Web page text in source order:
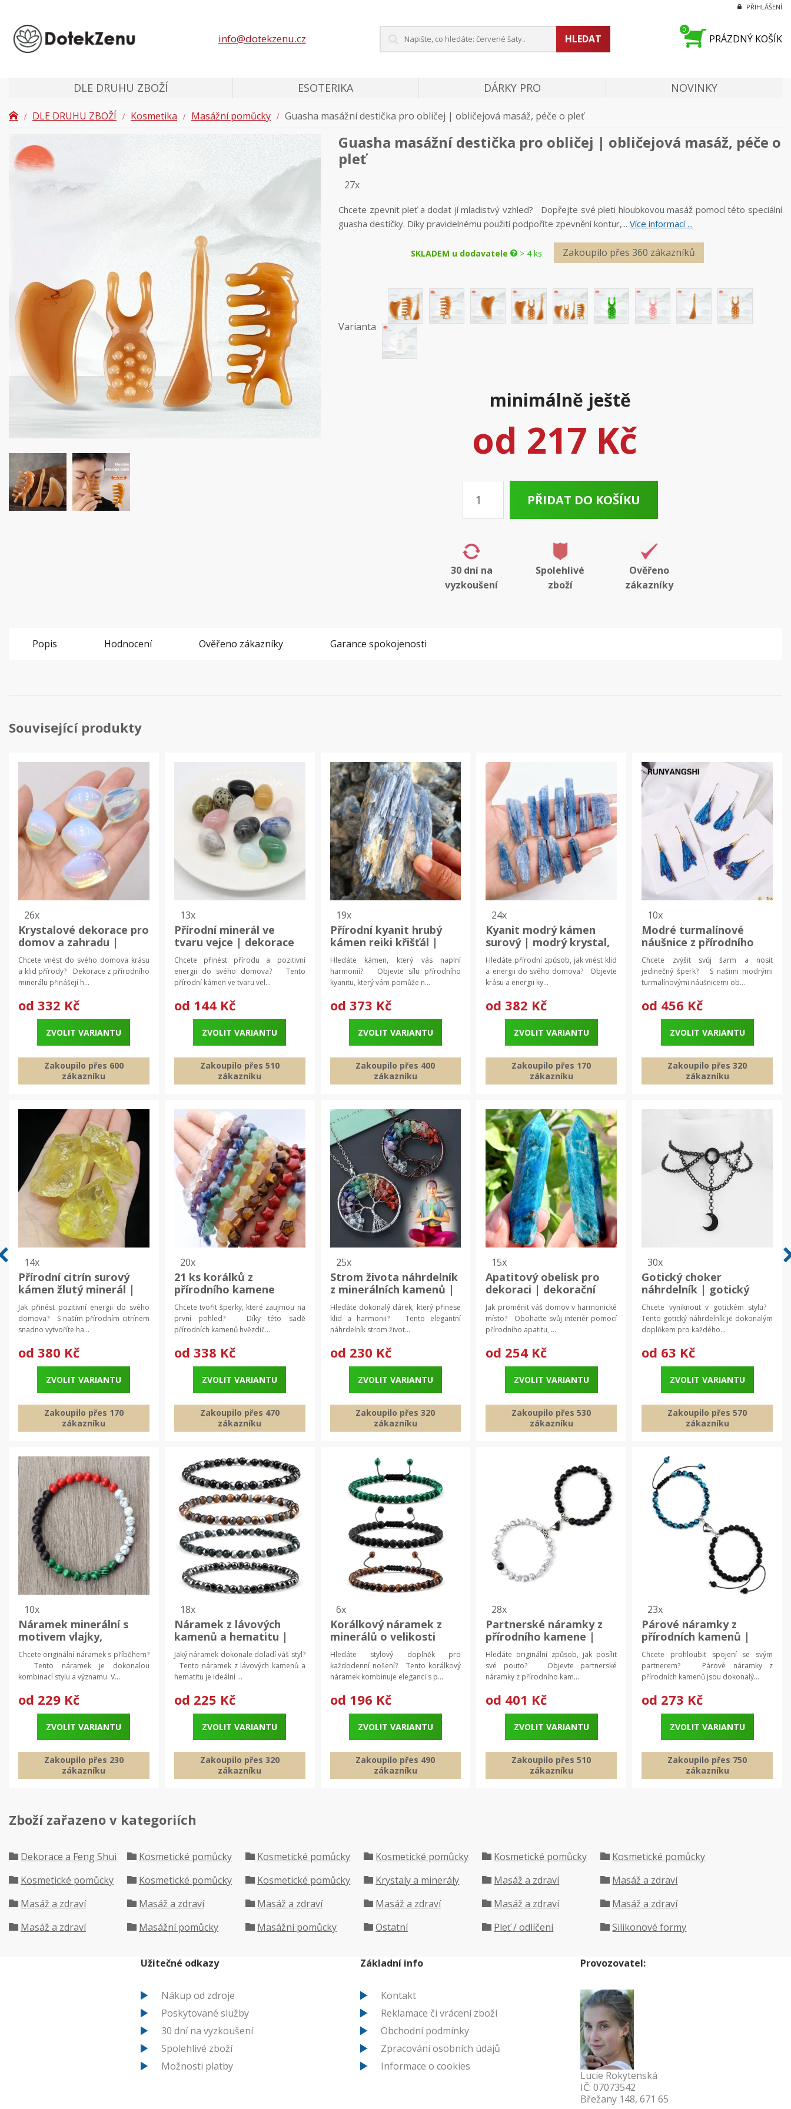
info@dotekzenu.cz HLEDAT
PŘIHLÁŠENÍ
0
PRÁZDNÝ KOŠÍK
DLE DRUHU ZBOŽÍ ESOTERIKA DÁRKY PRO NOVINKY
DLE DRUHU ZBOŽÍ Kosmetika Masážní pomůcky Guasha masážní destička pro obličej | obličejová masáž, péče o pleť
Guasha masážní destička pro obličej | obličejová masáž, péče o
pleť
27x
Chcete zpevnit pleť a dodat jí mladistvý vzhled? Dopřejte své pleti hloubkovou masáž pomocí této speciální
guasha destičky. Díky pravidelnému použití podpoříte zpevnění kontur,... Více informací ...
SKLADEM u dodavatele > 4 ks Zakoupilo přes 360 zákazníků
Varianta
minimálně ještě
od 217 Kč
PŘIDAT DO KOŠÍKU
30 dní na
vyzkoušení
Spolehlivé
zboží
Ověřeno
zákazníky
Popis Hodnocení Ověřeno zákazníky Garance spokojenosti
Související produkty
26x
Krystalové dekorace pro
domov a zahradu |
přírodní minerál, domácí
dekor
Chcete vnést do svého domova krásu
a klid přírody? Dekorace z přírodního
minerálu přinášejí h...
od 332 Kč
ZVOLIT VARIANTU
Zakoupilo přes 600
zákazníku
13x
Přírodní minerál ve
tvaru vejce | dekorace
domů | harmonizační
krystal
Chcete přinést přírodu a pozitivní
energii do svého domova? Tento
přírodní kámen ve tvaru vel...
od 144 Kč
ZVOLIT VARIANTU
Zakoupilo přes 510
zákazníku
19x
Přírodní kyanit hrubý
kámen reiki křišťál |
harmonizující minerály,
spirituální dárek
Hledáte kámen, který vás naplní
harmonií? Objevte sílu přírodního
kyanitu, který vám pomůže n...
od 373 Kč
ZVOLIT VARIANTU
Zakoupilo přes 400
zákazníku
24x
Kyanit modrý kámen
surový | modrý krystal,
harmonizující kámen
Hledáte přírodní způsob, jak vnést klid
a energii do svého domova? Objevte
krásu a energii ky...
od 382 Kč
ZVOLIT VARIANTU
Zakoupilo přes 170
zákazníku
10x
Modré turmalínové
náušnice z přírodního
krystalu | originální
dárek pro ženy, šperky s
krystaly
Chcete zvýšit svůj šarm a nosit
jedinečný šperk? S našimi modrými
turmalínovými náušnicemi ob...
od 456 Kč
ZVOLIT VARIANTU
Zakoupilo přes 320
zákazníku
14x
Přírodní citrín surový
kámen žlutý minerál |
kámen, domácí
dekorace
Jak přinést pozitivní energii do svého
domova? S naším přírodním citrínem
snadno vytvoříte ha...
od 380 Kč
ZVOLIT VARIANTU
Zakoupilo přes 170
zákazníku
20x
21 ks korálků z
přírodního kamene
hvězdičkového tvaru |
korálky pro výrobu
šperků
Chcete tvořit šperky, které zaujmou na
první pohled? Díky této sadě
přírodních kamenů hvězdič...
od 338 Kč
ZVOLIT VARIANTU
Zakoupilo přes 470
zákazníku
25x
Strom života náhrdelník
z minerálních kamenů |
reiki přívěšek | vánoční
dárek
Hledáte dokonalý dárek, který přinese
klid a harmonii? Tento elegantní
náhrdelník strom život...
od 230 Kč
ZVOLIT VARIANTU
Zakoupilo přes 320
zákazníku
15x
Apatitový obelisk pro
dekoraci | dekorační
kámen, minerální
obelisk
Jak proměnit váš domov v harmonické
místo? Obohaťte svůj interiér pomocí
přírodního apatitu, ...
od 254 Kč
ZVOLIT VARIANTU
Zakoupilo přes 530
zákazníku
30x
Gotický choker
náhrdelník | gotický
náhrdelník, měsíční
choker
Chcete vyniknout v gotickém stylu?
Tento gotický náhrdelník je dokonalým
doplňkem pro každého...
od 63 Kč
ZVOLIT VARIANTU
Zakoupilo přes 570
zákazníku
10x
Náramek minerální s
motivem vlajky,
trikolora z přírodního
kamene | dárek pro
muže, dárek pro ženy
Chcete originální náramek s příběhem?
Tento náramek je dokonalou
kombinací stylu a významu. V...
od 229 Kč
ZVOLIT VARIANTU
Zakoupilo přes 230
zákazníku
18x
Náramek z lávových
kamenů a hematitu |
pánský náramek,
dámský náramek
Jaký náramek dokonale doladí váš styl?
Tento náramek z lávových kamenů a
hematitu je ideální ...
od 225 Kč
ZVOLIT VARIANTU
Zakoupilo přes 320
zákazníku
6x
Korálkový náramek z
minerálů o velikosti
4mm | pletený náramek,
stylový náramek
Hledáte stylový doplněk pro
každodenní nošení? Tento korálkový
náramek kombinuje eleganci s p...
od 196 Kč
ZVOLIT VARIANTU
Zakoupilo přes 490
zákazníku
28x
Partnerské náramky z
přírodního kamene |
magnetický náramek,
náramek lásky
Hledáte originální způsob, jak posílit
své pouto? Objevte partnerské
náramky z přírodního kam...
od 401 Kč
ZVOLIT VARIANTU
Zakoupilo přes 510
zákazníku
23x
Párové náramky z
přírodních kamenů |
náramky pro páry,
magnetické náramky
Chcete prohloubit spojení se svým
partnerem? Párové náramky z
přírodních kamenů jsou dokonalý...
od 273 Kč
ZVOLIT VARIANTU
Zakoupilo přes 750
zákazníku
Zboží zařazeno v kategoriích
Dekorace a Feng Shui Kosmetické pomůcky Kosmetické pomůcky Kosmetické pomůcky Kosmetické pomůcky
Kosmetické pomůcky
Kosmetické pomůcky
Kosmetické pomůcky Kosmetické pomůcky Krystaly a minerály Masáž a zdraví
Masáž a zdraví
Masáž a zdraví
Masáž a zdraví Masáž a zdraví Masáž a zdraví Masáž a zdraví
Masáž a zdraví
Masáž a zdraví
Masážní pomůcky Masážní pomůcky Ostatní Pleť / odlíčení Silikonové formy
Užitečné odkazy
Nákup od zdroje
Poskytované služby
30 dní na vyzkoušení
Spolehlivé zboží
Možnosti platby
Základní info
Kontakt
Reklamace či vrácení zboží
Obchodní podmínky
Zpracování osobních údajů
Informace o cookies
Provozovatel:
Lucie Rokytenská
IČ: 07073542
Břežany 148, 671 65